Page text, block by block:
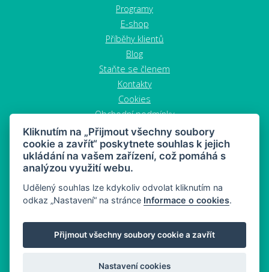
Programy
E-shop
Příběhy klientů
Blog
Staňte se členem
Kontakty
Cookies
Obchodní podmínky
Zrušit objednávku
MAHONY DIET - dieta a zdravý snacking
Mapa stránek
© 2026 MAHONY DIET
Kliknutím na „Přijmout všechny soubory
cookie a zavřít“ poskytnete souhlas k jejich
ukládání na vašem zařízení, což pomáhá s
analýzou využití webu.
Udělený souhlas lze kdykoliv odvolat kliknutím na
odkaz „Nastavení“ na stránce Informace o cookies.
Přijmout všechny soubory cookie a zavřít
Nastavení cookies